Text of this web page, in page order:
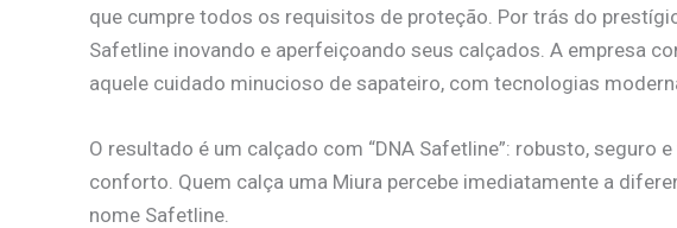
que cumpre todos os requisitos de proteção. Por trás do
Safetline inovando e aperfeiçoando seus calçados. A empresa
aquele cuidado minucioso de sapateiro, com tecnologias
O resultado é um calçado com “DNA Safetline”: robusto, seguro
conforto. Quem calça uma Miura percebe imediatamente a
nome Safetline.